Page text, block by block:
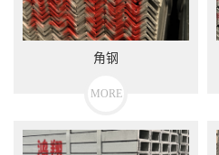
角钢
MORE